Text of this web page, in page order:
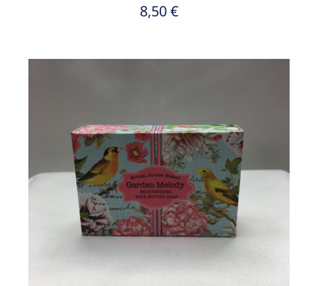
8,50€
/ DETAILS